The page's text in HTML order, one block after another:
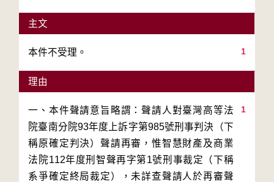
主文
1
本件不受理。
理由
1
一、本件聲請意旨略謂：聲請人對臺灣高等法
院臺南分院93年度上訴字第985號刑事判決（下
稱原確定判決）聲請再審，惟智慧財產及商業
法院112年度刑智聲再字第1號刑事裁定（下稱
系爭確定終局裁定），未詳查聲請人於再審聲